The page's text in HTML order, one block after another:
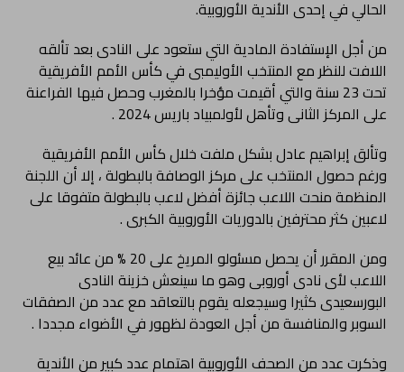
الحالي في إحدى الأندية الأوروبية.
من أجل الإستفادة المادية التي ستعود على النادى بعد تألقه
اللافت للنظر مع المنتخب الأوليمبى في كأس الأمم الأفريقية
تحت 23 سنة والتي أقيمت مؤخرا بالمغرب وحصل فيها الفراعنة
على المركز الثانى وتأهل لأولمبياد باريس 2024 .
وتألق إبراهيم عادل بشكل ملفت خلال كأس الأمم الأفريقية
ورغم حصول المنتخب على مركز الوصافة بالبطولة ، إلا أن اللجنة
المنظمة منحت اللاعب جائزة أفضل لاعب بالبطولة متفوقا على
لاعبين كثر محترفين بالدوريات الأوروبية الكبرى .
ومن المقرر أن يحصل مسئولو المريخ على 20 % من عائد بيع
اللاعب لأى نادى أوروبى وهو ما سينعش خزينة النادى
البورسعيدى كثيرا وسيجعله يقوم بالتعاقد مع عدد من الصفقات
السوبر والمنافسة من أجل العودة لظهور في الأضواء مجددا .
وذكرت عدد من الصحف الأوروبية اهتمام عدد كبير من الأندية